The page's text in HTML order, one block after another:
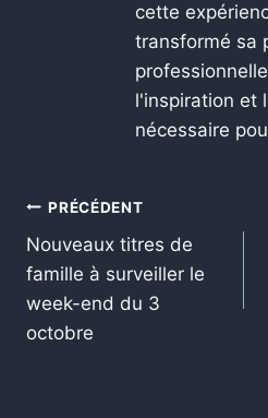
cette
transformé sa
l'inspiration et
nécessaire
PRÉCÉDENT
Nouveaux titres de
famille à surveiller le
week-end du 3
octobre